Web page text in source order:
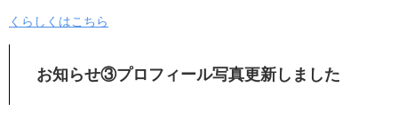
くらしくはこちら
お知らせ③プロフィール写真更新しました